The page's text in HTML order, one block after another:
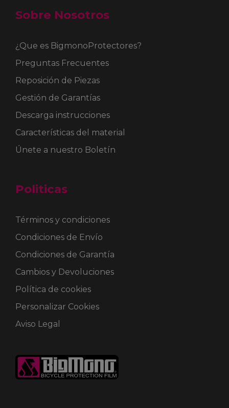
Sobre Nosotros
¿Que es BigmonoProtectores?
Preguntas Frecuentes
Reposición de Piezas
Gestión de Garantías
Descarga instrucciones
Características del material
Únete a nuestro Boletín
Politicas
Términos y condiciones
Condiciones de Envío
Condiciones de Garantía
Cambios y Devoluciones
Política de cookies
Personalizar Cookies
Aviso Legal